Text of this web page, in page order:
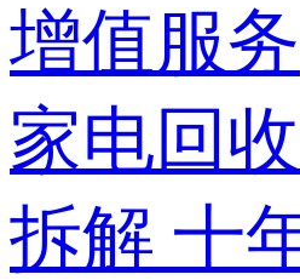
增值服务
家电回收
拆解 十